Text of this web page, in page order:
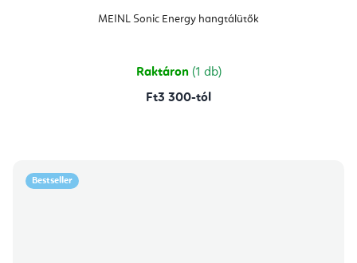
MEINL Sonic Energy hangtálütők
Raktáron (1 db)
Ft3 300-tól
Bestseller